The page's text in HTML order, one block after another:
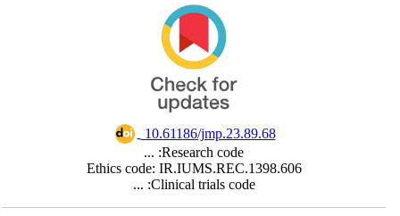
‎ 10.61186/jmp.23.89.68
Research code: ...
Ethics code: IR.IUMS.REC.1398.606
Clinical trials code: ...